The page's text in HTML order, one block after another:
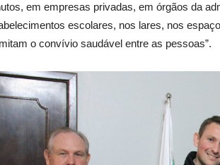
em empresas privadas, em órgãos da
escolares, nos lares, nos
o convívio saudável entre as pessoas”.